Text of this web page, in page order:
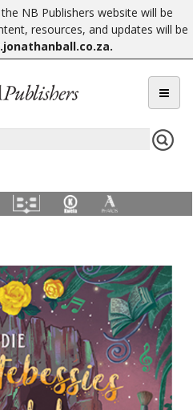
NB Publishers website will be
resources, and updates will be
.